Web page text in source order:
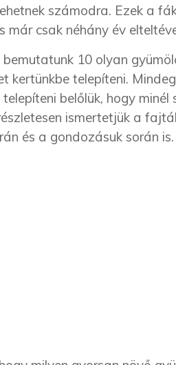
számodra. Ezek a
már csak néhány év
10 olyan
kertünkbe telepíteni.
belőlük, hogy
ismertetjük a
és a gondozásuk során is.